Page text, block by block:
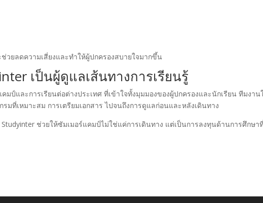
ยลดความเสี่ยงและทำให้ผู้ปกครองสบายใจมากขึ้น
เป็นผู้ดูแลเส้นทางการเรียนรู้
มป์และการเรียนต่อต่างประเทศ ที่เข้าใจทั้งมุมมองของผู้ปกครองและนักเรียน ทีมงาน
มที่เหมาะสม การเตรียมเอกสาร ไปจนถึงการดูแลก่อนและหลังเดินทาง
ช่วยให้ซัมเมอร์แคมป์ไม่ใช่แค่การเดินทาง แต่เป็นการลงทุนด้านการศึกษา